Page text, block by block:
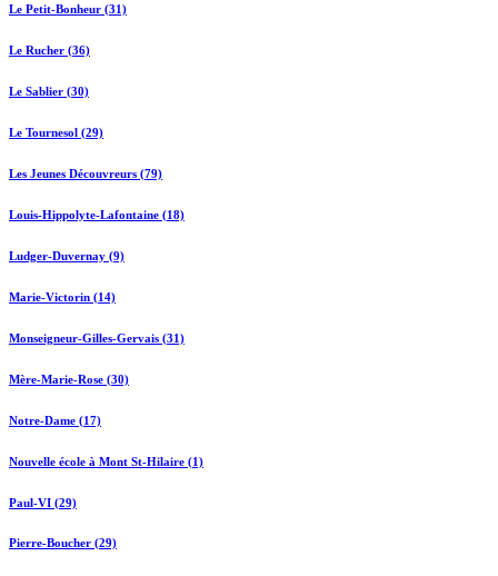
Le Petit-Bonheur (31)
Le Rucher (36)
Le Sablier (30)
Le Tournesol (29)
Les Jeunes Découvreurs (79)
Louis-Hippolyte-Lafontaine (18)
Ludger-Duvernay (9)
Marie-Victorin (14)
Monseigneur-Gilles-Gervais (31)
Mère-Marie-Rose (30)
Notre-Dame (17)
Nouvelle école à Mont St-Hilaire (1)
Paul-VI (29)
Pierre-Boucher (29)